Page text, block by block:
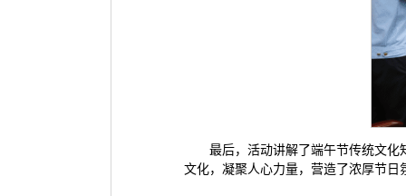
最后，活动讲解了端午节传统文
文化，凝聚人心力量，营造了浓厚节日